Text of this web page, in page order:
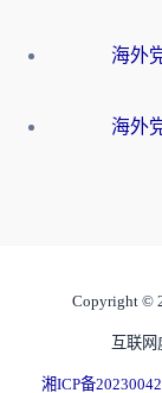
Copyright ©
互联
湘ICP备